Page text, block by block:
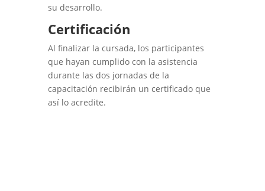
su desarrollo.
Certificación
Al finalizar la cursada, los participantes
que hayan cumplido con la asistencia
durante las dos jornadas de la
capacitación recibirán un certificado que
así lo acredite.